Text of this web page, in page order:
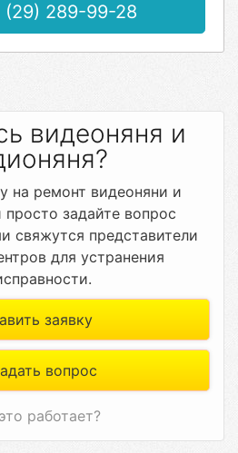
(29) 289-99-28
видеоняня и
на ремонт видеоняни и
задайте вопрос
свяжутся представители
для устранения
заявку
вопрос
работает?